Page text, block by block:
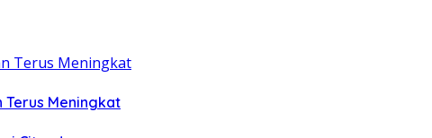
Terus Meningkat